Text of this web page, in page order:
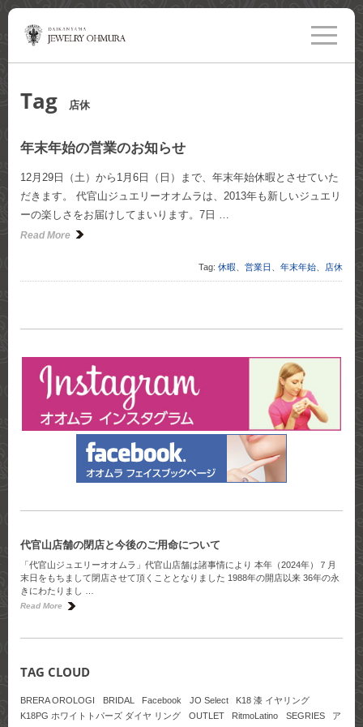
toggle
Tag 店休
年末年始の営業のお知らせ
12月29日（土）から1月6日（日）まで、年末年始休暇とさせていた
だきます。 代官山ジュエリーオオムラは、2013年も新しいジュエリ
ーの楽しさをお届けしてまいります。7日 …
Read More
Tag: 休暇 営業日 年末年始 店休
代官山店舗の閉店と今後のご用命について
「代官山ジュエリーオオムラ」代官山店舗は諸事情により 本年（2024年）７月
末日をもちまして閉店させて頂くこととなりました 1988年の開店以来 36年の永
きにわたりまし …
Read More
TAG CLOUD
BRERA OROLOGI BRIDAL Facebook JO Select
K18 漆 イヤリング
K18PG ホワイトトパーズ ダイヤ リング
OUTLET RitmoLatino SEGRIES
ア